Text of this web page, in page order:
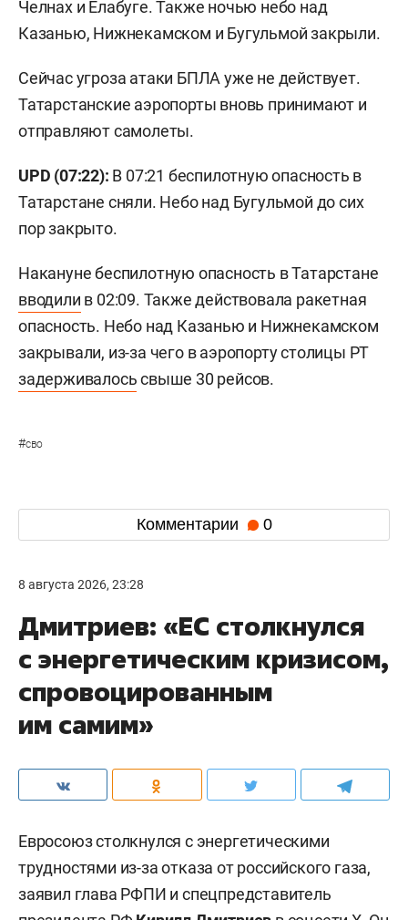
Челнах и Елабуге. Также ночью небо над
Казанью, Нижнекамском и Бугульмой закрыли.
Сейчас угроза атаки БПЛА уже не действует.
Татарстанские аэропорты вновь принимают и
отправляют самолеты.
UPD (07:22): В 07:21 беспилотную опасность в
Татарстане сняли. Небо над Бугульмой до сих
пор закрыто.
Накануне беспилотную опасность в Татарстане
вводили в 02:09. Также действовала ракетная
опасность. Небо над Казанью и Нижнекамском
закрывали, из-за чего в аэропорту столицы РТ
задерживалосьсвыше 30 рейсов.
#сво
Комментарии 0
8 августа 2026, 23:28
Дмитриев: «ЕС столкнулся
с энергетическим кризисом,
спровоцированным
им самим»
Евросоюз столкнулся с энергетическими
трудностями из-за отказа от российского газа,
заявил глава РФПИ и спецпредставитель